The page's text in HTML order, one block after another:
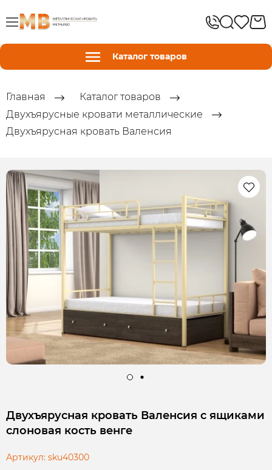
Каталог товаров
Главная
Каталог товаров
Двухъярусные кровати металлические
Двухъярусная кровать Валенсия
Двухъярусная кровать Валенсия с ящиками
слоновая кость венге
Артикул: sku40300